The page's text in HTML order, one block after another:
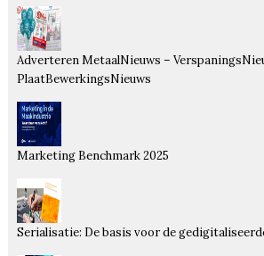
Adverteren MetaalNieuws –
PlaatBewerkingsNieuws
Marketing Benchmark 2025
Serialisatie: De basis voor de